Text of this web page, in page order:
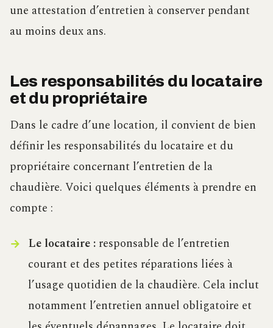
une attestation d’entretien à conserver pendant
au moins deux ans.
Les responsabilités du locataire
et du propriétaire
Dans le cadre d’une location, il convient de bien
définir les responsabilités du locataire et du
propriétaire concernant l’entretien de la
chaudière. Voici quelques éléments à prendre en
compte :
Le locataire :responsable de l’entretien
courant et des petites réparations liées à
l’usage quotidien de la chaudière. Cela inclut
notamment l’entretien annuel obligatoire et